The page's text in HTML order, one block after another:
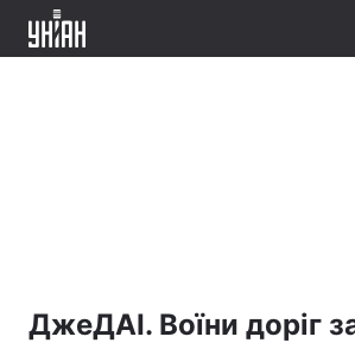
ДжеДАІ. Воїни доріг